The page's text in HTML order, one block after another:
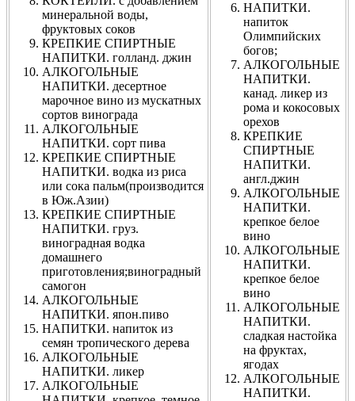
минеральной воды,
фруктовых соков
КРЕПКИЕ СПИРТНЫЕ
НАПИТКИ. голланд. джин
АЛКОГОЛЬНЫЕ
НАПИТКИ. десертное
марочное вино из мускатных
сортов винограда
АЛКОГОЛЬНЫЕ
НАПИТКИ. сорт пива
КРЕПКИЕ СПИРТНЫЕ
НАПИТКИ. водка из риса
или сока пальм(производится
в Юж.Азии)
КРЕПКИЕ СПИРТНЫЕ
НАПИТКИ. груз.
виноградная водка
домашнего
приготовления;виноградный
самогон
АЛКОГОЛЬНЫЕ
НАПИТКИ. япон.пиво
НАПИТКИ. напиток из
семян тропического дерева
АЛКОГОЛЬНЫЕ
НАПИТКИ. ликер
АЛКОГОЛЬНЫЕ
НАПИТКИ.
напиток
Олимпийских
богов;
АЛКОГОЛЬНЫЕ
НАПИТКИ.
канад. ликер из
рома и кокосовых
орехов
КРЕПКИЕ
СПИРТНЫЕ
НАПИТКИ.
англ.джин
АЛКОГОЛЬНЫЕ
НАПИТКИ.
крепкое белое
вино
АЛКОГОЛЬНЫЕ
НАПИТКИ.
крепкое белое
вино
АЛКОГОЛЬНЫЕ
НАПИТКИ.
сладкая настойка
на фруктах,
ягодах
АЛКОГОЛЬНЫЕ
НАПИТКИ.